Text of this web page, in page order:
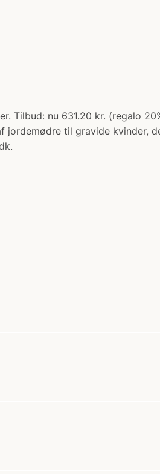
Tilbud: nu 631.20 kr. (regalo
jordemødre til gravide kvinder,